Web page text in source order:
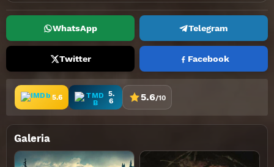
WhatsApp Telegram
Twitter Facebook
5.6
5.
6
5.6/10
Galeria